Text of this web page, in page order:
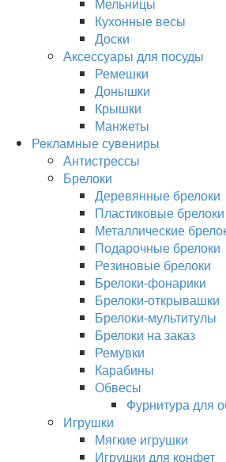
Кухонные весы
Доски
Аксессуары для посуды
Ремешки
Донышки
Крышки
Манжеты
Рекламные сувениры
Антистрессы
Брелоки
Деревянные брелоки
Пластиковые брелоки
Металлические
Подарочные брелоки
Резиновые брелоки
Брелоки-фонарики
Брелоки-открывашки
Брелоки-мультитулы
Брелоки на заказ
Ремувки
Карабины
Обвесы
Фурнитура для
Игрушки
Мягкие игрушки
Игрушки для конфет